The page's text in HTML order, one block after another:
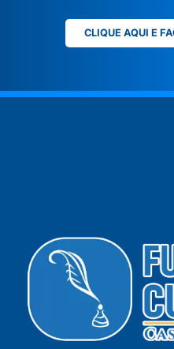
CLIQUE AQUI E